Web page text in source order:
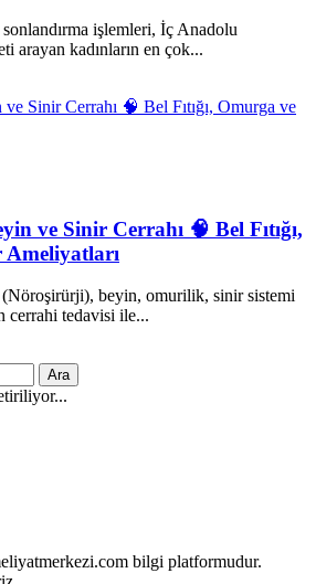
işlemleri, İç Anadolu
arayan kadınların en çok...
ve Sinir Cerrahı 🧠 Bel Fıtığı,
beyin, omurilik, sinir sistemi
cerrahi tedavisi ile...
Ara
bilgi platformudur.